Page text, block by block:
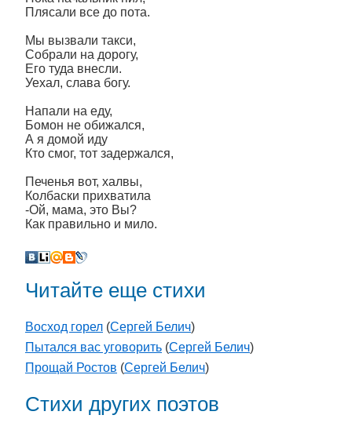
Плясали все до пота.
Мы вызвали такси,
Собрали на дорогу,
Его туда внесли.
Уехал, слава богу.
Напали на еду,
Бомон не обижался,
А я домой иду
Кто смог, тот задержался,
Печенья вот, халвы,
Колбаски прихватила
-Ой, мама, это Вы?
Как правильно и мило.
Читайте еще стихи
Восход горел (Сергей Белич)
Пытался вас уговорить (Сергей Белич)
Прощай Ростов (Сергей Белич)
Стихи других поэтов